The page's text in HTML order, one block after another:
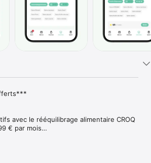
avec le rééquilibrage alimentaire CROQ
€ par mois